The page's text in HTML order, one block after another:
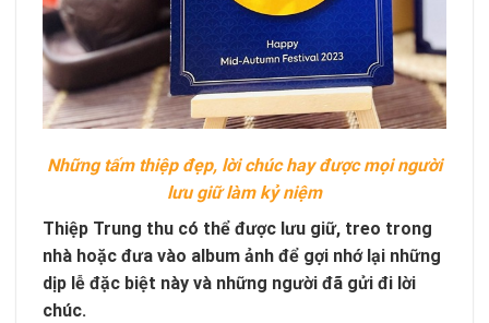
Những tấm thiệp đẹp, lời chúc hay được mọi người
lưu giữ làm kỷ niệm
Thiệp Trung thu có thể được lưu giữ, treo trong
nhà hoặc đưa vào album ảnh để gợi nhớ lại những
dịp lễ đặc biệt này và những người đã gửi đi lời
chúc.